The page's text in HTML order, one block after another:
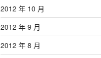
2012 年 10 月
2012 年 9 月
2012 年 8 月